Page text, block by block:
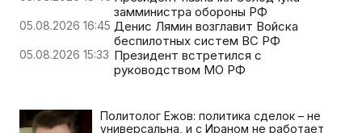
замминистра обороны РФ
05.08.2026 16:45 Денис Лямин возглавит Войска
беспилотных систем ВС РФ
05.08.2026 15:33 Президент встретился с
руководством МО РФ
Политолог Ежов: политика сделок – не
универсальна, и с Ираном не работает